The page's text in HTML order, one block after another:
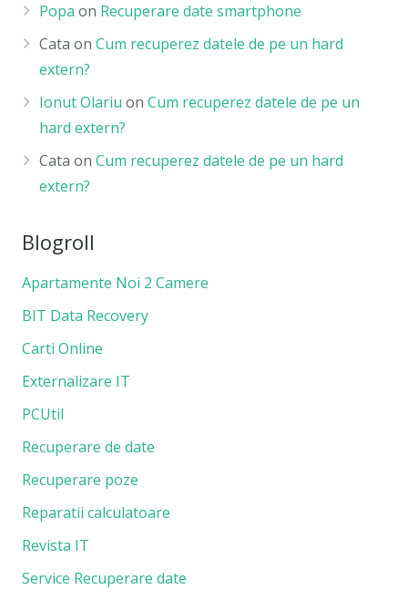
Popa on Recuperare date smartphone
Cata onCum recuperez datele de pe un hard
extern?
Ionut Olariu onCum recuperez datele de pe un
hard extern?
Cata onCum recuperez datele de pe un hard
extern?
Blogroll
Apartamente Noi 2 Camere
BIT Data Recovery
Carti Online
Externalizare IT
PCUtil
Recuperare de date
Recuperare poze
Reparatii calculatoare
Revista IT
Service Recuperare date